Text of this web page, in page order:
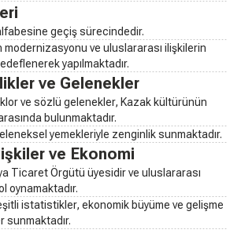
geçiş sürecindedir.
modernizasyonu ve uluslararası ilişkilerin
yapılmaktadır.
ve Gelenekler
ve sözlü gelenekler, Kazak kültürünün
bulunmaktadır.
yemekleriyle zenginlik sunmaktadır.
ve Ekonomi
Ticaret Örgütü üyesidir ve uluslararası
oynamaktadır.
istatistikler, ekonomik büyüme ve gelişme
sunmaktadır.